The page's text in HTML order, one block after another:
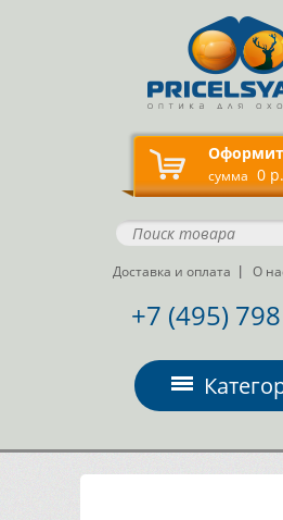
сумма 0 р.
Доставка и оплата О
+7 (495)